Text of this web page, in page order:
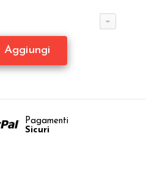
Pagamenti
Sicuri